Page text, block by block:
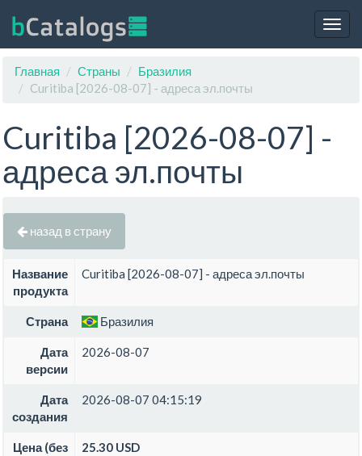
Главная
Страны
Бразилия
Curitiba [2026-08-07] - адреса эл.почты
Curitiba [2026-08-07] -
адреса эл.почты
назад в страну
Название
продукта
Curitiba [2026-08-07] - адреса эл.почты
Страна Бразилия
Дата
версии
2026-08-07
Дата
создания
2026-08-07 04:15:19
Цена (без
25.30 USD